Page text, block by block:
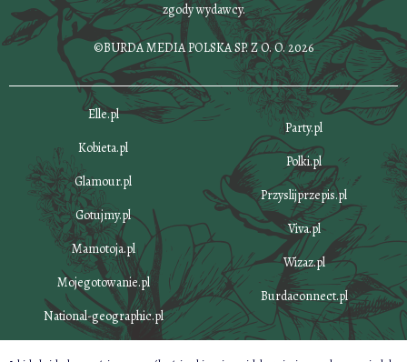
zgody wydawcy.
©BURDA MEDIA POLSKA SP. Z O. O. 2026
Elle.pl
Kobieta.pl
Glamour.pl
Gotujmy.pl
Mamotoja.pl
Mojegotowanie.pl
National-geographic.pl
Party.pl
Polki.pl
Przyslijprzepis.pl
Viva.pl
Wizaz.pl
Burdaconnect.pl